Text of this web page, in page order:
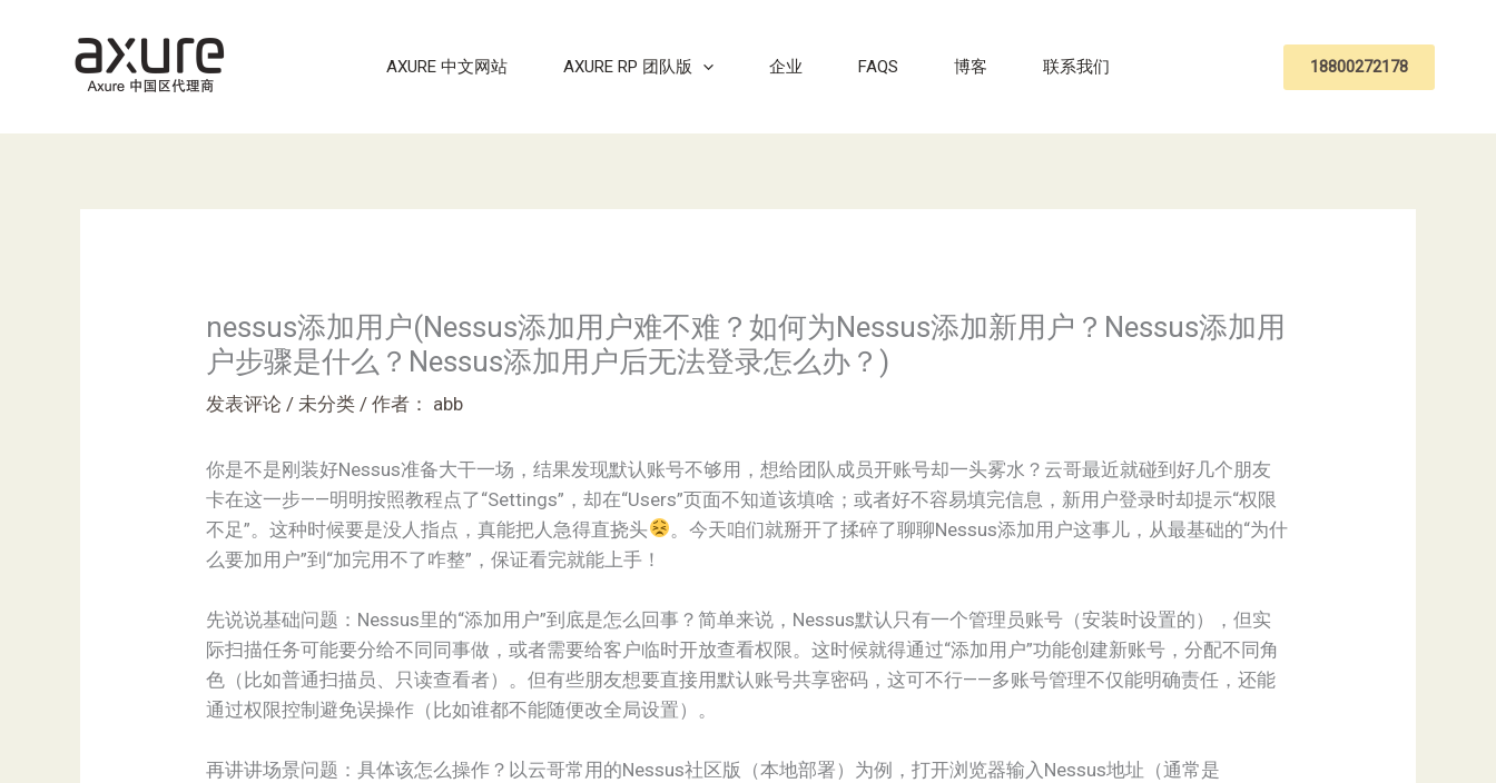
AXURE 中文网站 AXURE RP 团队版 企业 FAQS 博客 联系我们 18800272178
nessus添加用户(Nessus添加用户难不难？如何为Nessus添加新用户？Nessus添加用
户步骤是什么？Nessus添加用户后无法登录怎么办？)
发表评论 / 未分类 / 作者： abb
你是不是刚装好Nessus准备大干一场，结果发现默认账号不够用，想给团队成员开账号却一头雾水？云哥最近就碰到好几个朋友
卡在这一步——明明按照教程点了“Settings”，却在“Users”页面不知道该填啥；或者好不容易填完信息，新用户登录时却提示“权限
不足”。这种时候要是没人指点，真能把人急得直挠头
。今天咱们就掰开了揉碎了聊聊Nessus添加用户这事儿，从最基础的“为什
么要加用户”到“加完用不了咋整”，保证看完就能上手！
先说说基础问题：Nessus里的“添加用户”到底是怎么回事？简单来说，Nessus默认只有一个管理员账号（安装时设置的），但实
际扫描任务可能要分给不同同事做，或者需要给客户临时开放查看权限。这时候就得通过“添加用户”功能创建新账号，分配不同角
色（比如普通扫描员、只读查看者）。但有些朋友想要直接用默认账号共享密码，这可不行——多账号管理不仅能明确责任，还能
通过权限控制避免误操作（比如谁都不能随便改全局设置）。
再讲讲场景问题：具体该怎么操作？以云哥常用的Nessus社区版（本地部署）为例，打开浏览器输入Nessus地址（通常是